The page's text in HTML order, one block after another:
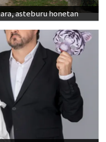
asteburu honetan